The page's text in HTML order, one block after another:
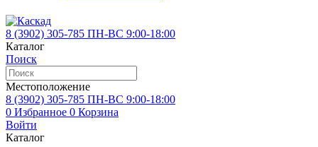
8 (3902) 305-785 ПН-ВС 9:00-18:00
Каталог
Поиск
Местоположение
8 (3902) 305-785 ПН-ВС 9:00-18:00
0 Избранное 0 Корзина
Войти
Каталог